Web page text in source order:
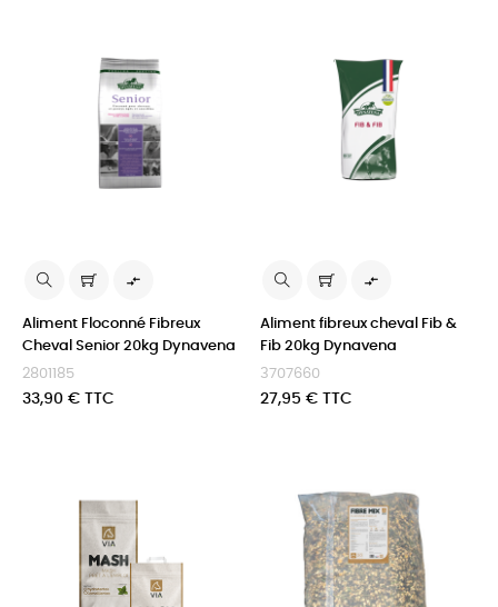

Aliment Floconné Fibreux
Cheval Senior 20kg Dynavena
2801185
Prix
33,90 € TTC

Aliment fibreux cheval Fib &
Fib 20kg Dynavena
3707660
Prix
27,95 € TTC